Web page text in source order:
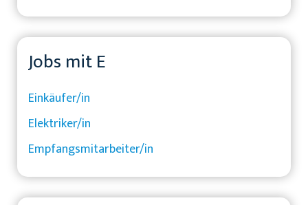
Jobs mit E
Einkäufer/in
Elektriker/in
Empfangsmitarbeiter/in